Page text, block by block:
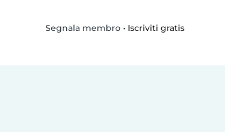
Segnala membro• Iscriviti gratis